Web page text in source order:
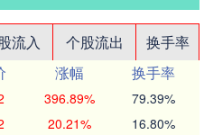
流入 个股流出
换手率
涨幅
换手率
396.89% 79.39%
20.21% 16.80%